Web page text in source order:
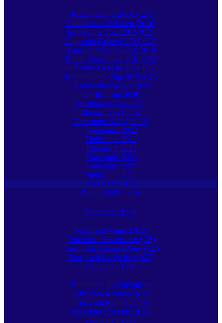
Riesengebirge 2016 (CZ)
Sommertour Böhmen (2016)
Isergebirge-Tour 2016 (CZ)
Duppauer Gebirge 2017 (CZ)
Lausitz - Nordböhmen 2018
Böhm. Erzgebirge 2019 (CZ)
Duppauer Gebirge 2019 (CZ)
Rund um den Říp 2019 (CZ)
Nordsachsen-Tour 2020
Görlitz-Tour 2020
Macha-See 2021 (CZ)
Elbogen 2021 (CZ)
Herbsttour 2021 (D-CZ)
Tourenmix 2022
Herbsttour 2022
Rheinland 2023
Tourenmix 2023
Tourenmix 2024
Herbsttour 2024
RADTOUREN
Touren 1998 - 2010
Radtouren 1998
Tour nach Weipert (CZ)
Tour nach Hassenstein (CZ)
Tour nach Schmiedeberg (CZ)
Tour nach Kupferberg (CZ)
Radtouren 1999
Tour durch das Preßnitztal
Tour nach Klösterle (CZ)
Tour zum Keilberg (CZ)
Erzgebirge 2x Quer (CZ)
Radtouren 2000